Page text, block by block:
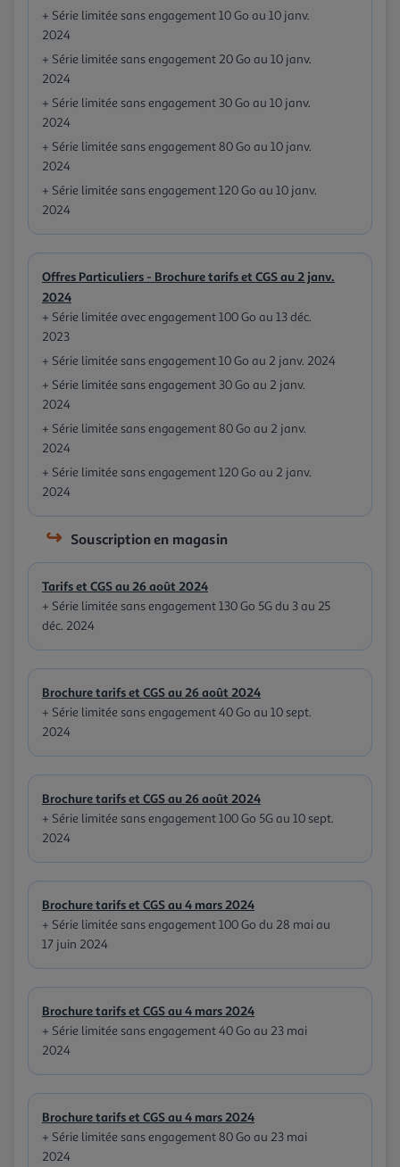
+ Série limitée sans engagement 10 Go au 10 janv.
2024
+ Série limitée sans engagement 20 Go au 10 janv.
2024
+ Série limitée sans engagement 30 Go au 10 janv.
2024
+ Série limitée sans engagement 80 Go au 10 janv.
2024
+ Série limitée sans engagement 120 Go au 10 janv.
2024
Offres Particuliers - Brochure tarifs et CGS au 2 janv.
2024
+ Série limitée avec engagement 100 Go au 13 déc.
2023
+ Série limitée sans engagement 10 Go au 2 janv. 2024
+ Série limitée sans engagement 30 Go au 2 janv.
2024
+ Série limitée sans engagement 80 Go au 2 janv.
2024
+ Série limitée sans engagement 120 Go au 2 janv.
2024
Souscription en magasin
Tarifs et CGS au 26 août 2024
+ Série limitée sans engagement 130 Go 5G du 3 au 25
déc. 2024
Brochure tarifs et CGS au 26 août 2024
+ Série limitée sans engagement 40 Go au 10 sept.
2024
Brochure tarifs et CGS au 26 août 2024
+ Série limitée sans engagement 100 Go 5G au 10 sept.
2024
Brochure tarifs et CGS au 4 mars 2024
+ Série limitée sans engagement 100 Go du 28 mai au
17 juin 2024
Brochure tarifs et CGS au 4 mars 2024
+ Série limitée sans engagement 40 Go au 23 mai
2024
Brochure tarifs et CGS au 4 mars 2024
+ Série limitée sans engagement 80 Go au 23 mai
2024